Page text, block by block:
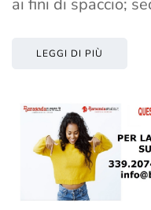
ai fini di spaccio;
LEGGI DI PIÙ